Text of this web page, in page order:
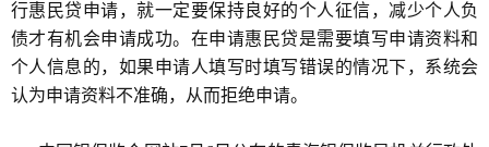
行惠民贷申请，就一定要保持良好的个人征信，减少个人负
债才有机会申请成功。在申请惠民贷是需要填写申请资料和
个人信息的，如果申请人填写时填写错误的情况下，系统会
认为申请资料不准确，从而拒绝申请。